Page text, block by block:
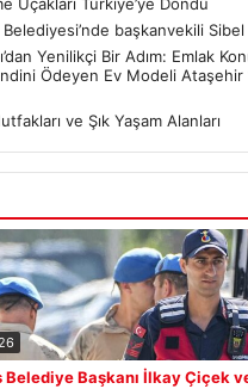
Uçakları Türkiye’ye Döndü
başkanvekili
Yenilikçi Bir Adım: Emlak
Ödeyen Ev Modeli Ataşehir
ve Şık Yaşam Alanları
Belediye Başkanı İlkay Çiçek